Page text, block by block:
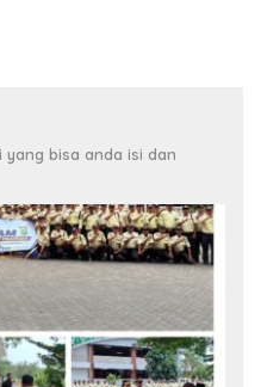
yang bisa anda isi dan